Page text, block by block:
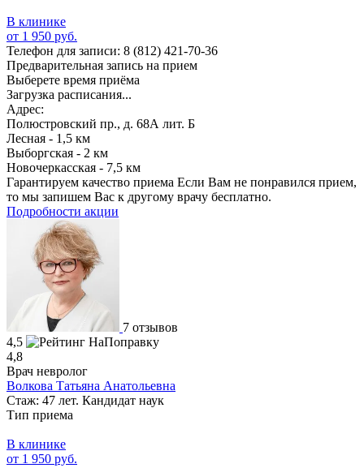
В клинике
от 1 950 руб.
Телефон для записи: 8 (812) 421-70-36
Предварительная запись на прием
Выберете время приёма
Загрузка расписания...
Адрес:
Полюстровский пр., д. 68А лит. Б
Лесная - 1,5 км
Выборгская - 2 км
Новочеркасская - 7,5 км
Гарантируем качество приема Если Вам не понравился прием,
то мы запишем Вас к другому врачу бесплатно.
Подробности акции
7 отзывов
4,5
4,8
Врач невролог
Волкова Татьяна Анатольевна
Стаж: 47 лет. Кандидат наук
Тип приема
В клинике
от 1 950 руб.